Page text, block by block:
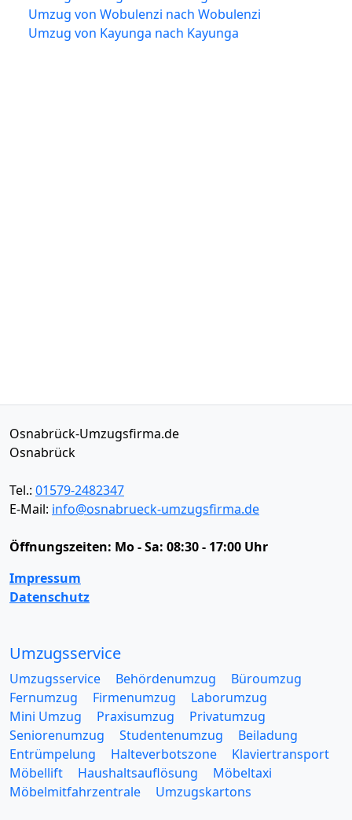
Umzug von Wobulenzi nach Wobulenzi
Umzug von Kayunga nach Kayunga
Osnabrück-Umzugsfirma.de
Osnabrück
Tel.: 01579-2482347
E-Mail: info@osnabrueck-umzugsfirma.de
Öffnungszeiten: Mo - Sa: 08:30 - 17:00 Uhr
Impressum
Datenschutz
Umzugsservice
Umzugsservice Behördenumzug
Büroumzug
Fernumzug
Firmenumzug
Laborumzug
Mini Umzug
Praxisumzug
Privatumzug
Seniorenumzug
Studentenumzug
Beiladung
Entrümpelung
Halteverbotszone
Klaviertransport
Möbellift
Haushaltsauflösung
Möbeltaxi
Möbelmitfahrzentrale
Umzugskartons